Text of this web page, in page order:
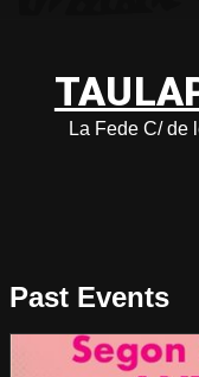
La Fede C/ de
Past Events